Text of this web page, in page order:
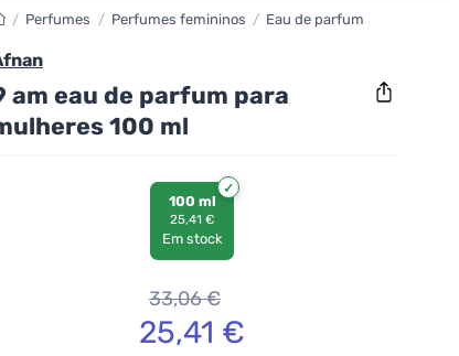
/ Perfumes / Perfumes femininos / Eau de parfum
am eau de parfum para
100 ml
100 ml
25,41 €
Em stock
33,06€
25,41 €